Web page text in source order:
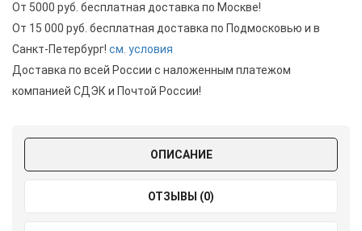
От 5000 руб. бесплатная доставка по Москве!
От 15 000 руб. бесплатная доставка по Подмосковью и в
Санкт-Петербург! см. условия
Доставка по всей России с наложенным платежом
компанией СДЭК и Почтой России!
ОПИСАНИЕ
ОТЗЫВЫ (0)